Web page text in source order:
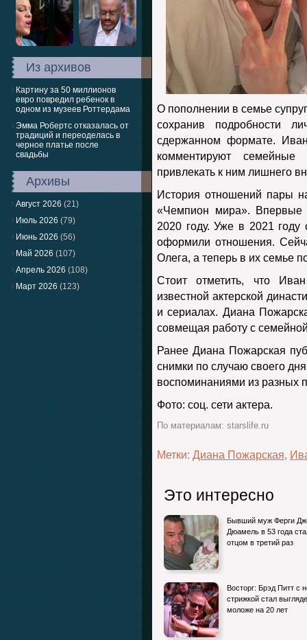
Из архивов
Картину за 50 миллионов
евро повредил ребенок в
одном из музеев Роттердама
Эмма Робертс отказалась от
традиций и переоделась в
черное платье после
свадьбы
Архивы
Август 2026 (21)
Июль 2026 (79)
Июнь 2026 (56)
Май 2026 (107)
Апрель 2026 (108)
Март 2026 (123)
О пополнении в семье
сохранив подробности
сдержанном формате.
комментируют
привлекать к ним лишнего
История отношений пары
«Чемпион мира».
2020 году. Уже в 2021 году
оформили отношения.
Олега, а теперь в их семье
Стоит отметить, что
известной актерской
и сериалах. Диана
совмещая работу с
Ранее Диана Пожарская
снимки по случаю своего
воспоминаниями из разных
Фото: соц. сети актера.
По материалам: starslife.ru
Метки: Диана Пожарская,
Это интересно
Бывший муж Ферги
Дюамель в 53 года
отцом в третий раз
Восторг: Брэд Питт с
стрижкой стал
моложе на 20 лет